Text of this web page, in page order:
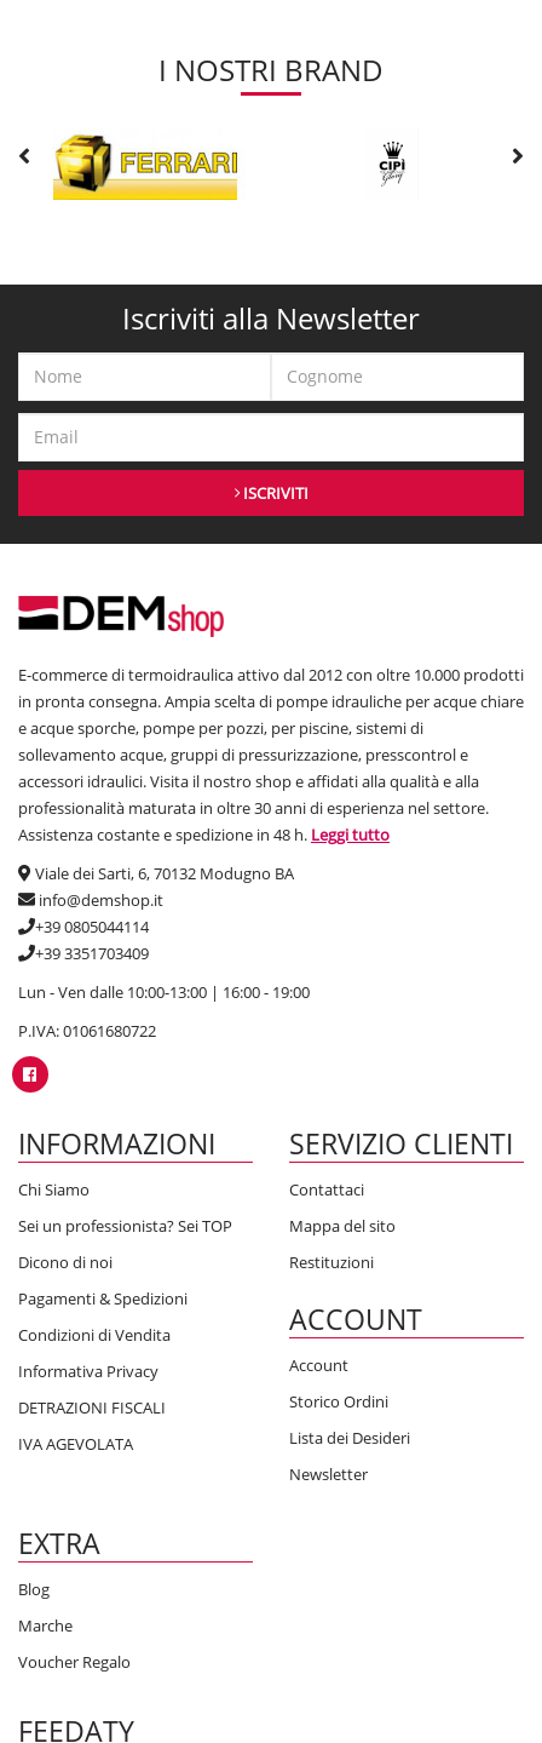
I NOSTRI BRAND
Iscriviti alla Newsletter
ISCRIVITI
E-commerce di termoidraulica attivo dal 2012 con oltre 10.000 prodotti
in pronta consegna. Ampia scelta di pompe idrauliche per acque chiare
e acque sporche, pompe per pozzi, per piscine, sistemi di
sollevamento acque, gruppi di pressurizzazione, presscontrol e
accessori idraulici. Visita il nostro shop e affidati alla qualità e alla
professionalità maturata in oltre 30 anni di esperienza nel settore.
Assistenza costante e spedizione in 48 h. Leggi tutto
Viale dei Sarti, 6, 70132 Modugno BA
info@demshop.it
+39 0805044114
+39 3351703409
Lun - Ven dalle 10:00-13:00 | 16:00 - 19:00
P.IVA: 01061680722
INFORMAZIONI
Chi Siamo
Sei un professionista? Sei TOP
Dicono di noi
Pagamenti & Spedizioni
Condizioni di Vendita
Informativa Privacy
DETRAZIONI FISCALI
IVA AGEVOLATA
SERVIZIO CLIENTI
Contattaci
Mappa del sito
Restituzioni
ACCOUNT
Account
Storico Ordini
Lista dei Desideri
Newsletter
EXTRA
Blog
Marche
Voucher Regalo
FEEDATY